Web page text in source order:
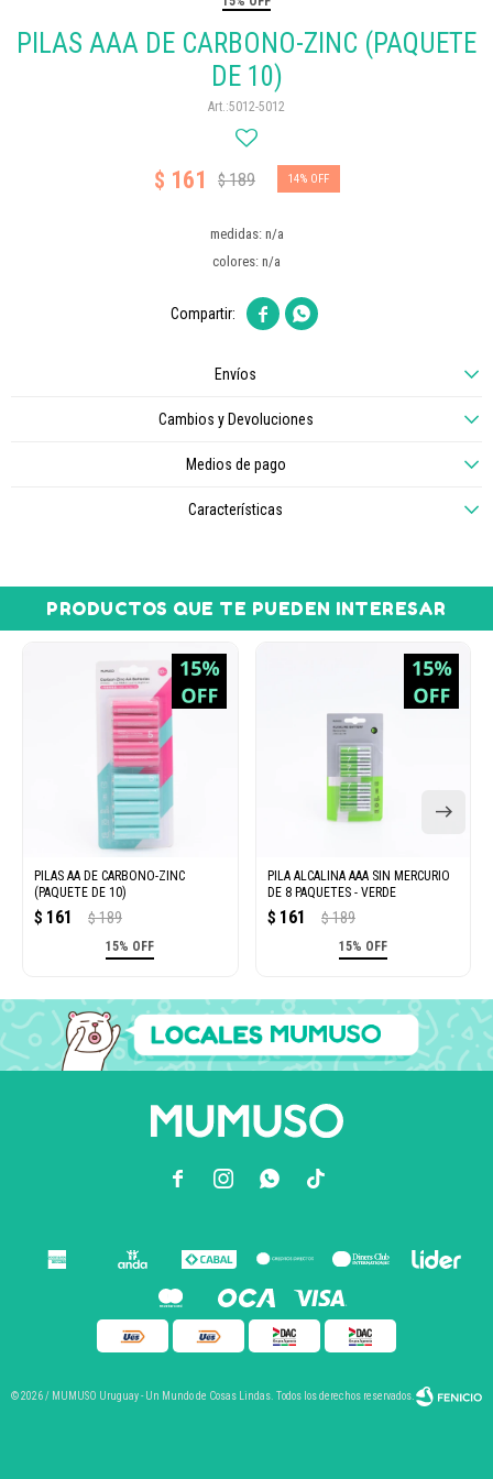
PILAS AAA DE CARBONO-ZINC (PAQUETE
DE 10)
5012-5012
$ 161 $189 14
medidas: n/a
colores: n/a
 
Envíos
Cambios y Devoluciones
Medios de pago
Características
PRODUCTOS QUE TE PUEDEN INTERESAR
PILAS AA DE CARBONO-ZINC
(PAQUETE DE 10)
$ 161 $ 189
15% OFF
PILA ALCALINA AAA SIN MERCURIO
DE 8 PAQUETES - VERDE
$ 161 $ 189
15% OFF
  
© 2026 / MUMUSO Uruguay - Un Mundo de Cosas Lindas. Todos los derechos reservados.